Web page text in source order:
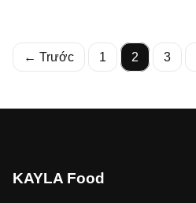
Phân
← Trước 1 2 3
KAYLA Food